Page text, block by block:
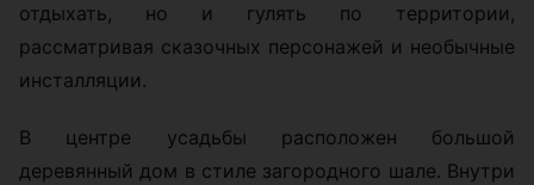
отдыхать, но и гулять по территории,
рассматривая сказочных персонажей и необычные
инсталляции.
В центре усадьбы расположен большой
деревянный дом в стиле загородного шале. Внутри